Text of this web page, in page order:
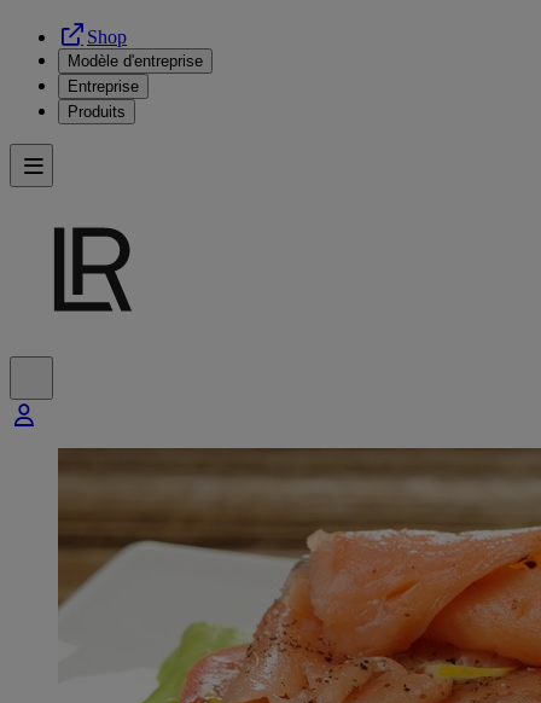
Shop
Modèle d'entreprise
Entreprise
Produits